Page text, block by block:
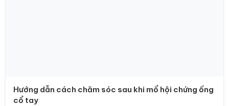
Hướng dẫn cách chăm sóc sau khi mổ hội chứng ống
cổ tay